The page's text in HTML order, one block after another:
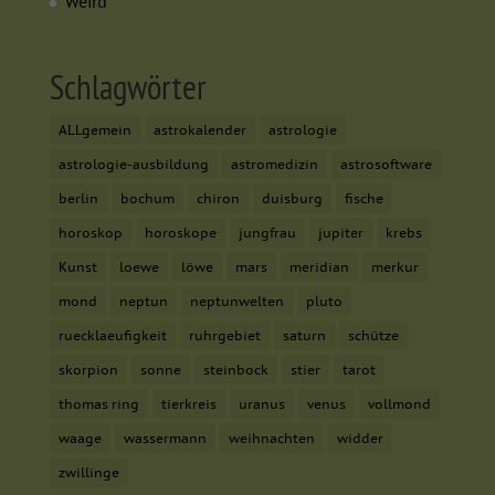
Schlagwörter
ALLgemein astrokalender astrologie
astrologie-ausbildung astromedizin astrosoftware
berlin bochum chiron duisburg fische
horoskop horoskope jungfrau jupiter krebs
Kunst loewe löwe mars meridian merkur
mond neptun neptunwelten pluto
ruecklaeufigkeit ruhrgebiet saturn schütze
skorpion sonne steinbock stier tarot
thomas ring tierkreis uranus venus vollmond
waage wassermann weihnachten widder
zwillinge
Medien akzeptiert werden, bedarf der Zugriff auf diese Inhalte
keiner manuellen Einwilligung mehr.
Cookie-Informationen anzeigen
powered by Borlabs Cookie
Datenschutzerklärung Impressum